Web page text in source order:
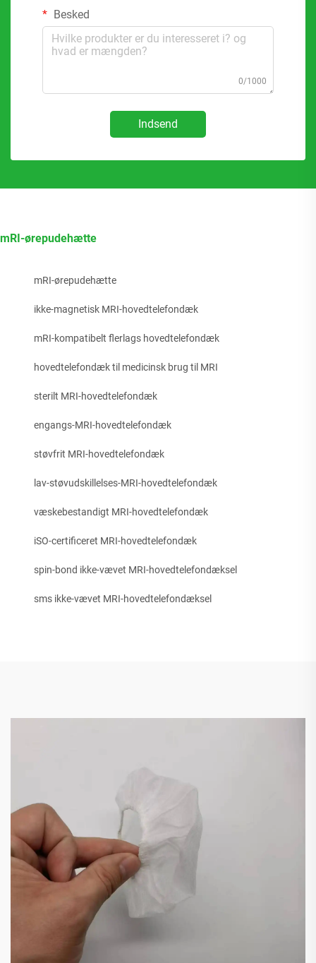
Besked
0/1000
Indsend
mRI-ørepudehætte
mRI-ørepudehætte
ikke-magnetisk MRI-hovedtelefondæk
mRI-kompatibelt flerlags hovedtelefondæk
hovedtelefondæk til medicinsk brug til MRI
sterilt MRI-hovedtelefondæk
engangs-MRI-hovedtelefondæk
støvfrit MRI-hovedtelefondæk
lav-støvudskillelses-MRI-hovedtelefondæk
væskebestandigt MRI-hovedtelefondæk
iSO-certificeret MRI-hovedtelefondæk
spin-bond ikke-vævet MRI-hovedtelefondæksel
sms ikke-vævet MRI-hovedtelefondæksel